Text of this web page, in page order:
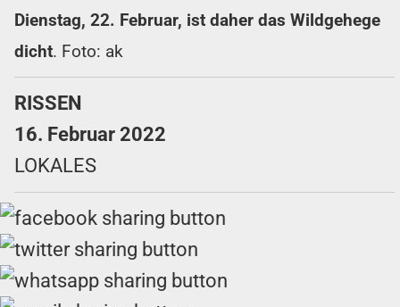
Dienstag, 22. Februar, ist daher das Wildgehege
dicht. Foto: ak
RISSEN
16. Februar 2022
LOKALES